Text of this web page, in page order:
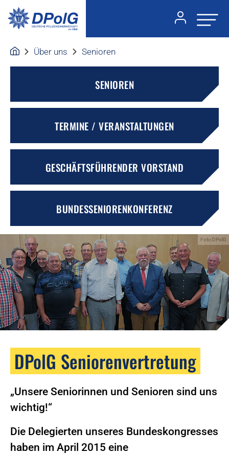
Über uns Senioren
SENIOREN
TERMINE / VERANSTALTUNGEN
GESCHÄFTSFÜHRENDER VORSTAND
BUNDESSENIORENKONFERENZ
Foto:DPolG
DPolG Seniorenvertretung
„Unsere Seniorinnen und Senioren sind uns
wichtig!“
Die Delegierten unseres Bundeskongresses
haben im April 2015 eine